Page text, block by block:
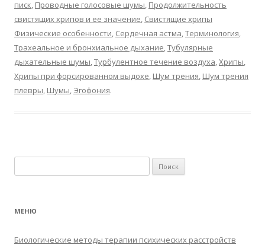
писк, Проводные голосовые шумы, Продолжительность
свистящих хрипов и ее значение, Свистящие хрипы
Физические особенности, Сердечная астма,Терминология,
Трахеальное и бронхиальное дыхание,Тубулярные
дыхательные шумы,Турбулентное течение воздуха,Хрипы,
Хрипы при форсированном выдохе, Шум трения, Шум трения
плевры, Шумы, Эгофония.
МЕНЮ
Биологические методы терапии психических расстройств